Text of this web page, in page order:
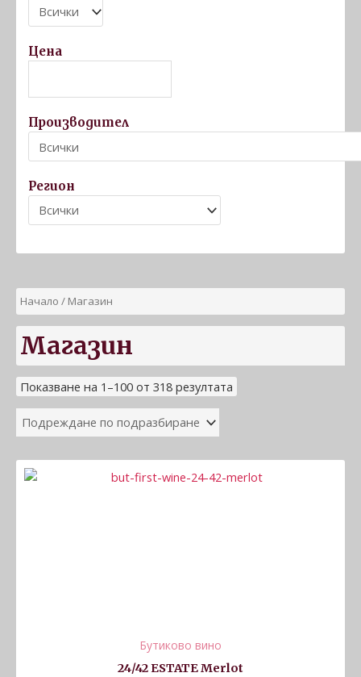
Цена
Производител
Регион
Начало / Магазин
Магазин
Показване на 1–100 от 318 резултата
Бутиково вино
24/42 ESTATE Merlot